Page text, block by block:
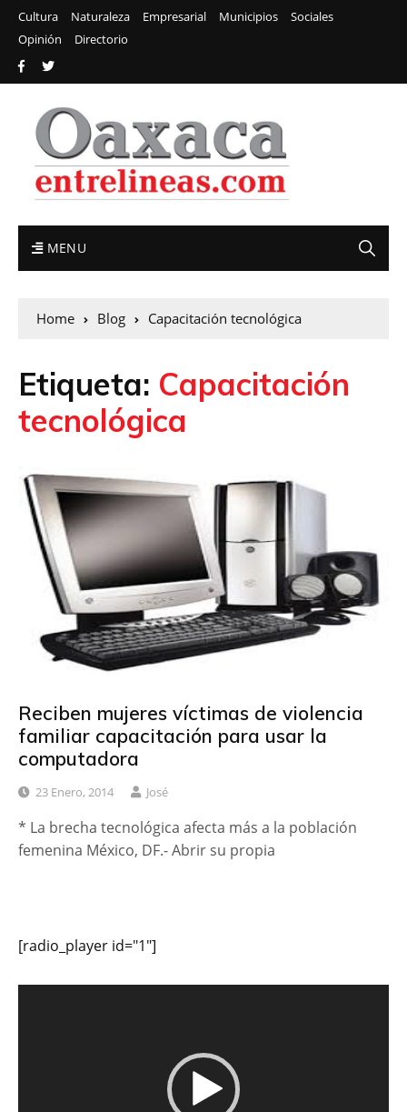
Cultura Naturaleza Empresarial Municipios
Sociales
Opinión
Directorio
MENU
Home Blog Capacitación tecnológica
Etiqueta: Capacitación
tecnológica
Reciben mujeres víctimas de violencia
familiar capacitación para usar la
computadora
23 Enero, 2014 José
* La brecha tecnológica afecta más a la población
femenina México, DF.- Abrir su propia
[radio_player id="1"]